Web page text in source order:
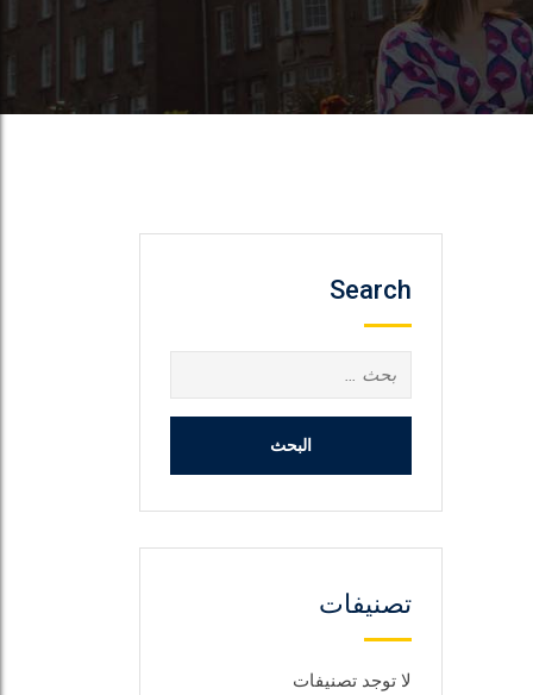
Search
عن:
تصنيفات
لا توجد تصنيفات